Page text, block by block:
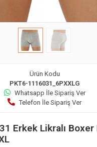
Ürün Kodu
PKT6-1116031_6PXXLG
Whatsapp İle Sipariş Ver
Telefon İle Sipariş Ver
Erkek Likralı Boxer